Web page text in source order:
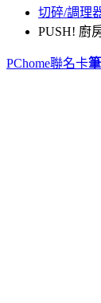
切碎/調理
PUSH! 廚
PChome聯名卡